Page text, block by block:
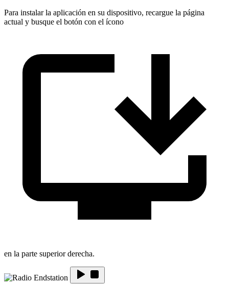
Para instalar la aplicación en su dispositivo, recargue la página
actual y busque el botón con el ícono
en la parte superior derecha.